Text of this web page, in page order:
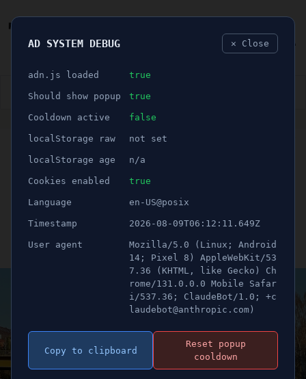
👮🏻‍♂️ BLÅLJUS ÅSIKTER SPORT
ANNONS
Dubbdäckförbudet:
Negativa konsekvenser för
stadskärnan
Publicerad 28 september 2023 10:00
AD SYSTEM DEBUG ✕ Close
adn.js loaded true
Should show popup true
Cooldown active false
localStorage raw not set
localStorage age n/a
Cookies enabled true
Language en-US@posix
Timestamp 2026-08-09T06:12:11.649Z
User agent
Mozilla/5.0 (Linux; Android
14; Pixel 8) AppleWebKit/53
7.36 (KHTML, like Gecko) Ch
rome/131.0.0.0 Mobile Safar
i/537.36; ClaudeBot/1.0; +c
laudebot@anthropic.com)
Copy to clipboard
Reset popup
cooldown